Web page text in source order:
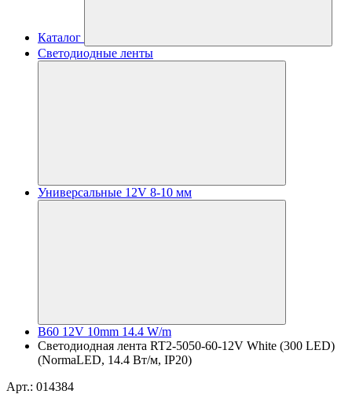
Каталог
Светодиодные ленты
Универсальные 12V 8-10 мм
B60 12V 10mm 14.4 W/m
Светодиодная лента RT2-5050-60-12V White (300 LED)
(NormaLED, 14.4 Вт/м, IP20)
Арт.: 014384